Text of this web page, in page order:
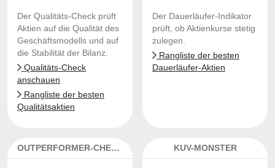
Der Qualitäts-Check prüft
Aktien auf die Qualität des
Geschäftsmodells und auf
die Stabilität der Bilanz.
Qualitäts-Check
anschauen
Rangliste der besten
Qualitätsaktien
Der Dauerläufer-Indikator
prüft, ob Aktienkurse stetig
zulegen.
Rangliste der besten
Dauerläufer-Aktien
OUTPERFORMER-CHECK KUV-MONSTER